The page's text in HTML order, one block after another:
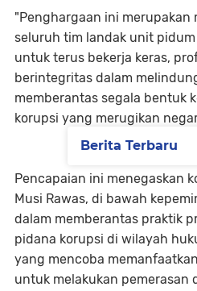
"Penghargaan ini merupakan
seluruh tim landak unit pidum
untuk terus bekerja keras,
berintegritas dalam
memberantas segala bentuk
korupsi yang merugikan
Pencapaian ini menegaskan
Musi Rawas, di bawah
dalam memberantas praktik
pidana korupsi di wilayah
yang mencoba
untuk melakukan pemerasan
Berita Terbaru